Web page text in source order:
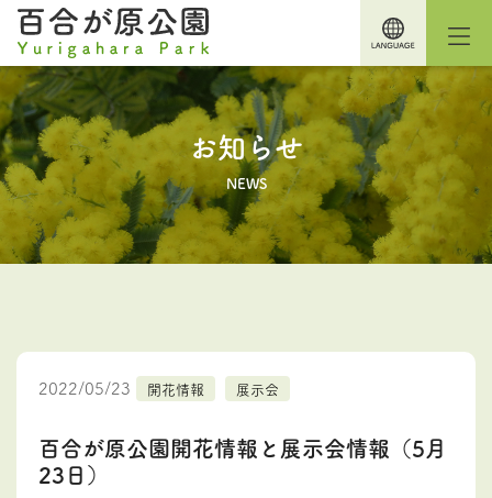
お知らせ
NEWS
2022/05/23 開花情報 展示会
百合が原公園開花情報と展示会情報（5月
23日）